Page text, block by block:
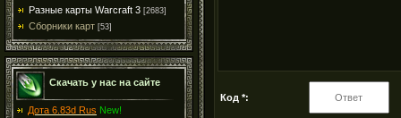
Разные карты Warcraft 3 [2683]
Сборники карт [53]
Скачать у нас на сайте
Дота 6.83d Rus New!
Код *: